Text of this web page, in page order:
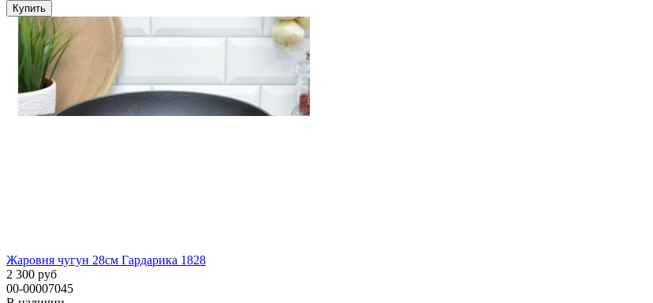
Жаровня чугун 28см Гардарика 1828
2 300 руб
00-00007045